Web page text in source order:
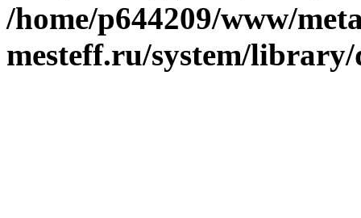
/home/p644209/www/
mesteff.ru/system/